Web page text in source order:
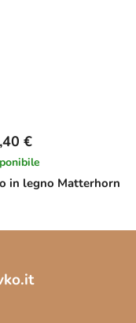
in legno Matterhorn
€